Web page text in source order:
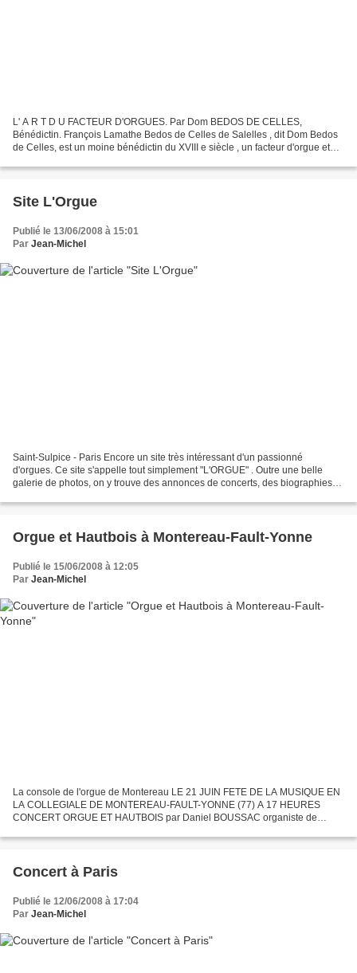
L' A R T D U FACTEUR D'ORGUES. Par Dom BEDOS DE CELLES,
Bénédictin. François Lamathe Bedos de Celles de Salelles , dit Dom Bedos
de Celles, est un moine bénédictin du XVIII e siècle , un facteur d'orgue et
Site L'Orgue
Publié le 13/06/2008 à 15:01
Par Jean-Michel
Saint-Sulpice - Paris Encore un site très intéressant d'un passionné
d'orgues. Ce site s'appelle tout simplement "L'ORGUE" . Outre une belle
galerie de photos, on y trouve des annonces de concerts, des biographies
Orgue et Hautbois à Montereau-Fault-Yonne
Publié le 15/06/2008 à 12:05
Par Jean-Michel
La console de l'orgue de Montereau LE 21 JUIN FETE DE LA MUSIQUE EN
LA COLLEGIALE DE MONTEREAU-FAULT-YONNE (77) A 17 HEURES
CONCERT ORGUE ET HAUTBOIS par Daniel BOUSSAC organiste de
Concert à Paris
Publié le 12/06/2008 à 17:04
Par Jean-Michel